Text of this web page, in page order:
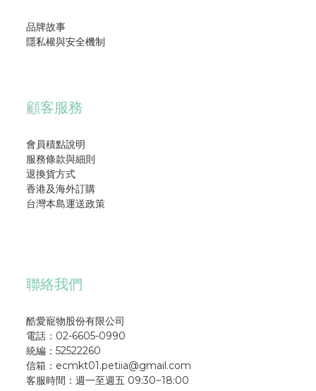
品牌故事
隱私權與安全機制
顧客服務
會員積點說明
服務條款與細則
退換貨方式
香港及海外訂購
台灣本島運送政策
聯絡我們
酷愛寵物股份有限公司
電話：02-6605-0990
統編：52522260
信箱：ecmkt01.petiia@gmail.com
客服時間：週一至週五 09:30~18:00